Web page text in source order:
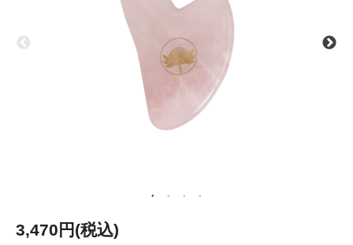
3,470円(税込)